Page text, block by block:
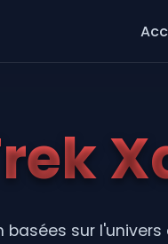
sur l'univers